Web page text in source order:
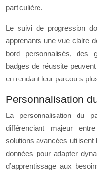
particulière.
Le suivi de progression
apprenants une vue claire
bord personnalisés, des
badges de réussite
en rendant leur parcours
Personnalisation
La personnalisation du
différenciant majeur
solutions avancées utilisent
données pour adapter
d’apprentissage aux